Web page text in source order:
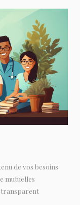
de vos besoins
mutuelles
transparent